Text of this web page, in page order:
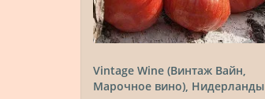
Vintage Wine (Винтаж Вайн,
Марочное вино), Нидерланды